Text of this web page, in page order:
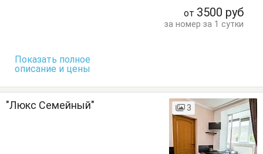
от 3500 руб
за номер за 1 сутки
Показать полное
описание и цены
"Люкс Семейный" 3